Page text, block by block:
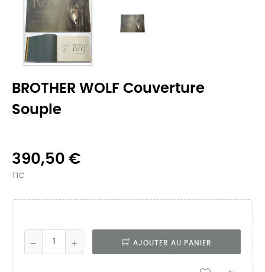
BROTHER WOLF Couverture
Souple
390,50 €
TTC
AJOUTER AU PANIER